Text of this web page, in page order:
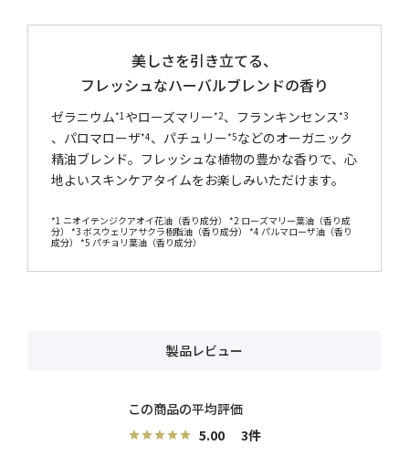
美しさを引き立てる、
フレッシュなハーバルブレンドの香り
ゼラニウム*1やローズマリー*2、フランキンセンス*3
、パロマローザ*4、パチュリー*5などのオーガニック
精油ブレンド。フレッシュな植物の豊かな香りで、心
地よいスキンケアタイムをお楽しみいただけます。
*1 ニオイテンジクアオイ花油（香り成分） *2 ローズマリー葉油（香り成
分） *3 ボスウェリアサクラ樹脂油（香り成分） *4 パルマローザ油（香り
成分） *5 パチョリ葉油（香り成分）
製品レビュー
5.00 3